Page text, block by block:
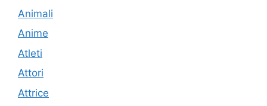
Animali
Anime
Atleti
Attori
Attrice